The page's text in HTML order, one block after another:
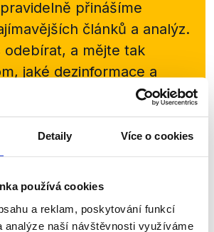
Detaily Více o cookies
používá cookies
a reklam, poskytování funkcí
analýze naší návštěvnosti využíváme
přinášíme
článků a analýz.
odebírat, a mějte tak
jaké dezinformace a
zrovna v Česku šíří.
WhatsApp